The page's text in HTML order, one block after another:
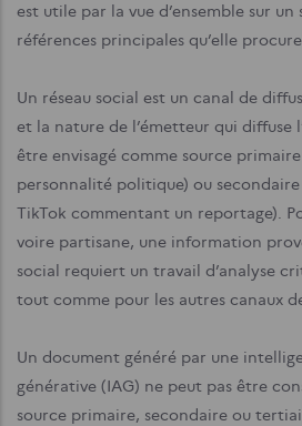
est utile par la vue d’ensemble sur
références principales qu’elle
Un réseau social est un canal de
et la nature de l’émetteur qui diffuse
être envisagé comme source
personnalité politique) ou
TikTok commentant un reportage).
voire partisane, une information
social requiert un travail d’analyse
tout comme pour les autres canaux
Un document généré par une
générative (IAG) ne peut pas être
source primaire, secondaire ou